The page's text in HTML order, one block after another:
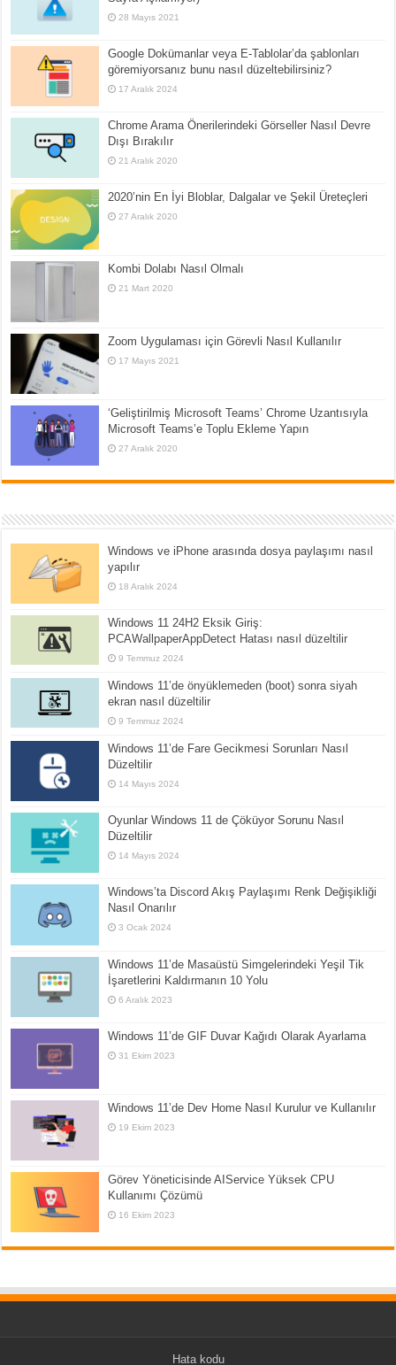
28 Mayıs 2021
Google Dokümanlar veya E-Tablolar’da şablonları
göremiyorsanız bunu nasıl düzeltebilirsiniz?
17 Aralık 2024
Chrome Arama Önerilerindeki Görseller Nasıl Devre
Dışı Bırakılır
21 Aralık 2020
2020’nin En İyi Bloblar, Dalgalar ve Şekil Üreteçleri
27 Aralık 2020
Kombi Dolabı Nasıl Olmalı
21 Mart 2020
Zoom Uygulaması için Görevli Nasıl Kullanılır
17 Mayıs 2021
‘Geliştirilmiş Microsoft Teams’ Chrome Uzantısıyla
Microsoft Teams’e Toplu Ekleme Yapın
27 Aralık 2020
Windows ve iPhone arasında dosya paylaşımı nasıl
yapılır
18 Aralık 2024
Windows 11 24H2 Eksik Giriş:
PCAWallpaperAppDetect Hatası nasıl düzeltilir
9 Temmuz 2024
Windows 11’de önyüklemeden (boot) sonra siyah
ekran nasıl düzeltilir
9 Temmuz 2024
Windows 11’de Fare Gecikmesi Sorunları Nasıl
Düzeltilir
14 Mayıs 2024
Oyunlar Windows 11 de Çöküyor Sorunu Nasıl
Düzeltilir
14 Mayıs 2024
Windows’ta Discord Akış Paylaşımı Renk Değişikliği
Nasıl Onarılır
3 Ocak 2024
Windows 11’de Masaüstü Simgelerindeki Yeşil Tik
İşaretlerini Kaldırmanın 10 Yolu
6 Aralık 2023
Windows 11’de GIF Duvar Kağıdı Olarak Ayarlama
31 Ekim 2023
Windows 11’de Dev Home Nasıl Kurulur ve Kullanılır
19 Ekim 2023
Görev Yöneticisinde AIService Yüksek CPU
Kullanımı Çözümü
16 Ekim 2023
Hata kodu